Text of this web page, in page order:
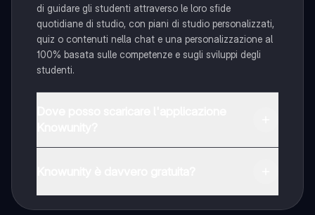
di guidare gli studenti attraverso le loro sfide
quotidiane di studio, con piani di studio personalizzati,
quiz o contenuti nella chat e una personalizzazione al
100% basata sulle competenze e sugli sviluppi degli
studenti.